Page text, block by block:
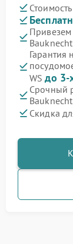
Гарантия
WSдо 3-
Срочный
Скидка